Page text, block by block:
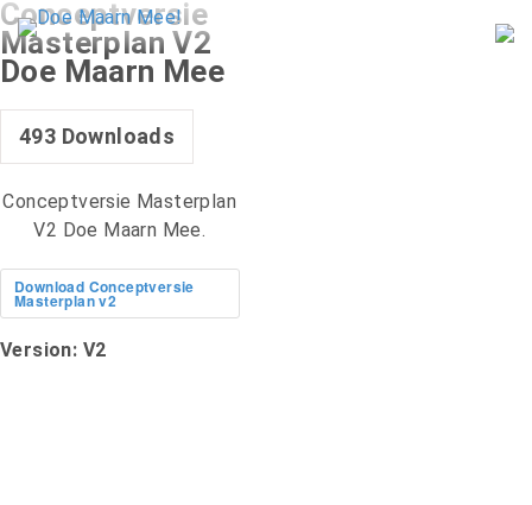
Skip
to
content
Conceptversie
Masterplan V2
Doe Maarn Mee
493 Downloads
Conceptversie Masterplan
V2 Doe Maarn Mee.
Download Conceptversie
Masterplan v2
Version: V2